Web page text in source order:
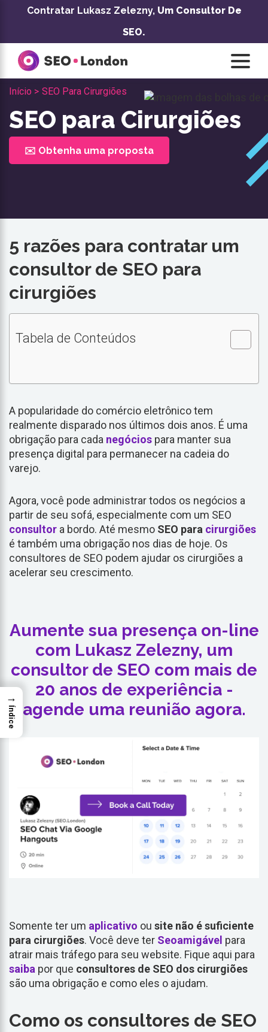
conteúdo
Contratar Lukasz Zelezny, Um Consultor De
SEO.
Início > SEO Para Cirurgiões
SEO para Cirurgiões
✉️ Obtenha uma proposta
5 razões para contratar um
consultor de SEO para
cirurgiões
Tabela de Conteúdos
A popularidade do comércio eletrônico tem
realmente disparado nos últimos dois anos. É uma
obrigação para cada negócios para manter sua
presença digital para permanecer na cadeia do
varejo.
Agora, você pode administrar todos os negócios a
partir de seu sofá, especialmente com um SEO
consultor a bordo. Até mesmo SEO para cirurgiões
é também uma obrigação nos dias de hoje. Os
consultores de SEO podem ajudar os cirurgiões a
acelerar seu crescimento.
Aumente sua presença on-line
com Lukasz Zelezny, um
consultor de SEO com mais de
20 anos de experiência -
agende uma reunião agora.
Somente ter um aplicativo ou site não é suficiente
para cirurgiões. Você deve ter Seoamigável para
atrair mais tráfego para seu website. Fique aqui para
saiba por que consultores de SEO dos cirurgiões
são uma obrigação e como eles o ajudam.
Como os consultores de SEO
→
Índice